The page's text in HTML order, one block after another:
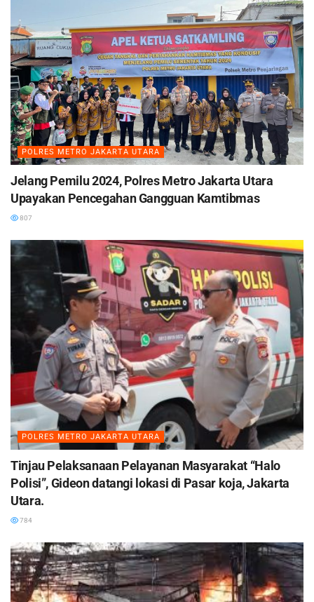
POLRES METRO JAKARTA UTARA
Jelang Pemilu 2024, Polres Metro Jakarta Utara
Upayakan Pencegahan Gangguan Kamtibmas
807
POLRES METRO JAKARTA UTARA
Tinjau Pelaksanaan Pelayanan Masyarakat “Halo
Polisi”, Gideon datangi lokasi di Pasar koja, Jakarta
Utara.
784